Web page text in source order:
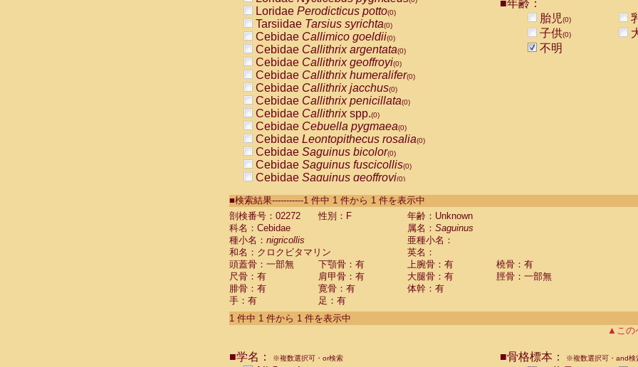
Loridae Perodicticus potto(0)
Tarsiidae Tarsius syrichta(0)
Cebidae Callimico goeldii(0)
Cebidae Callithrix argentata(0)
Cebidae Callithrix geoffroyi(0)
Cebidae Callithrix humeralifer(0)
Cebidae Callithrix jacchus(0)
Cebidae Callithrix penicillata(0)
Cebidae Callithrixspp.(0)
Cebidae Cebuella pygmaea(0)
Cebidae Leontopithecus rosalia(0)
Cebidae Saguinus bicolor(0)
Cebidae Saguinus fuscicollis(0)
Cebidae Saguinus geoffroyi(0)
CebidaeSaguinus labiatus(0)
Cebidae Saguinus leucopus (0)
Cebidae
CebidaeSaguinus mystax
CebidaeSaguinus nigricollis (1)
Cebidae Saguinus oedipus
Cebidae Saguinus weddelli
Cebidae Saguinusspp.
Cebidae Aotus trivirgatus
Cebidae Cebus albifrons
CebidaeCebus nigrivittatus
■年齢：
胎児(0)
子供(0)
不明
■検索結果-----------1 件中 1 件から 1 件を表示中
剖検番号：02272
性別：F
年齢：Unknown
科名：Cebidae
属名： Saguinus
種小名： nigricollis
亜種小名：
和名：クロクビタマリン
英名：
頭蓋骨：一部無
下顎骨：有 上腕骨：有
橈骨：有
尺骨：有
肩甲骨：有 大腿骨：有
脛骨：一部無
腓骨：有
寛骨：有
体幹：有
手：有
足：有
1 件中 1 件から 1 件を表示中
▲この
■学名： ※複数選択可・or検索 ■骨格標本： ※複数選択可・and検